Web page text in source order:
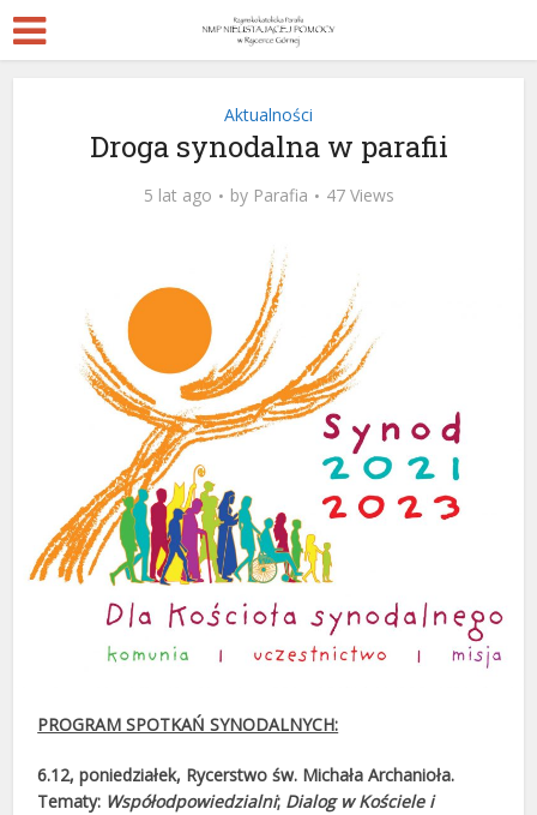
Aktualności
Droga synodalna w parafii
5 lat ago by Parafia 47 Views
PROGRAM SPOTKAŃ SYNODALNYCH:
6.12, poniedziałek, Rycerstwo św. Michała Archanioła.
Tematy: Współodpowiedzialni; Dialog w Kościele i